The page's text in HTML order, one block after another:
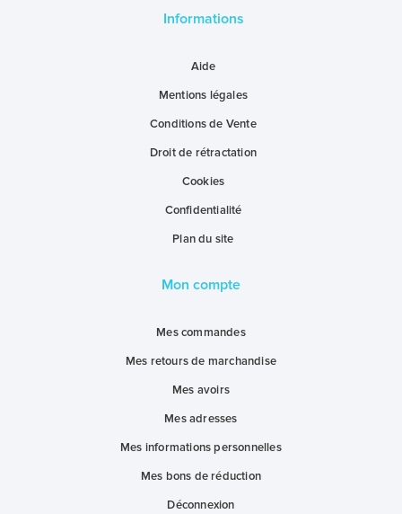
Informations
Aide
Mentions légales
Conditions de Vente
Droit de rétractation
Cookies
Confidentialité
Plan du site
Mon compte
Mes commandes
Mes retours de marchandise
Mes avoirs
Mes adresses
Mes informations personnelles
Mes bons de réduction
Déconnexion